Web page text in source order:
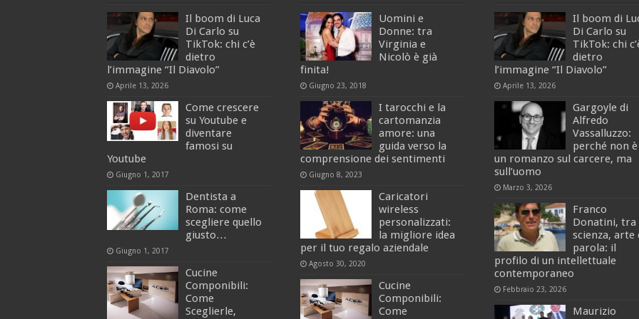
Il boom di Luca
Di Carlo su
TikTok: chi c’è
dietro
l’immagine “Il Diavolo”
Aprile 13, 2026
Come crescere
su Youtube e
diventare
famosi su
Youtube
Giugno 1, 2017
Dentista a
Roma: come
scegliere quello
giusto…
Giugno 1, 2017
Cucine
Componibili:
Come
Sceglierle,
Uomini e
Donne: tra
Virginia e
Nicolò è già
finita!
Giugno 23, 2018
I tarocchi e la
cartomanzia
amore: una
guida verso la
comprensione dei sentimenti
Giugno 8, 2023
Caricatori
wireless
personalizzati:
la migliore idea
per il tuo regalo aziendale
Agosto 30, 2020
Cucine
Componibili:
Come
Il boom di
Di Carlo su
TikTok: chi
dietro
l’immagine “Il Diavolo”
Aprile 13, 2026
Gargoyle di
Alfredo
Vassalluzzo:
perché non è
un romanzo sul carcere, ma
sull’uomo
Marzo 3, 2026
Franco
Donatini, tra
scienza, arte
parola: il
profilo di un intellettuale
contemporaneo
Febbraio 23, 2026
Maurizio